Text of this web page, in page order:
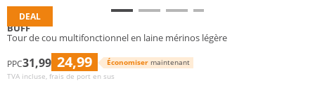
DEAL
BUFF
Tour de cou multifonctionnel en laine mérinos légère
PPC31,99 24,99 Économiser maintenant
TVA incluse, frais de port en sus